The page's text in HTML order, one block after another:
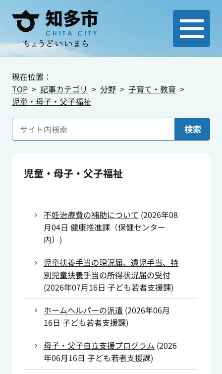
現在位置：
TOP
記事カテゴリ 分野
子育て・教育
児童・母子・父子福祉
検索
児童・母子・父子福祉
不妊治療費の補助について (2026年08
月04日 健康推進課（保健センター
内） )
児童扶養手当の現況届、遺児手当、特
別児童扶養手当の所得状況届の受付
(2026年07月16日 子ども若者支援課)
ホームヘルパーの派遣(2026年06月
16日 子ども若者支援課)
母子・父子自立支援プログラム (2026
年06月16日 子ども若者支援課)